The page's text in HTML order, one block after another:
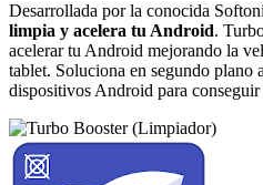
Desarrollada por la conocida
limpia y acelera tu Android.
acelerar tu Android mejorando la
tablet. Soluciona en segundo plano
dispositivos Android para